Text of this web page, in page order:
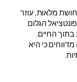
מלאות, עוזר
הגלום
בתוך החיים.
מדווחים כי היא